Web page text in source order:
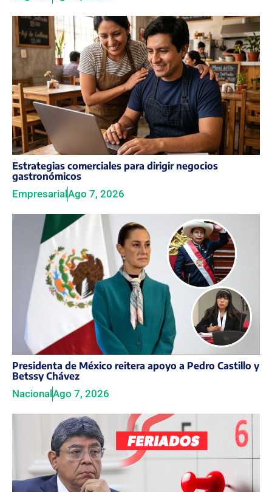
Estrategias comerciales para dirigir negocios
gastronómicos
Empresarial Ago 7, 2026
Presidenta de México reitera apoyo a Pedro Castillo y
Betssy Chávez
Nacional Ago 7, 2026